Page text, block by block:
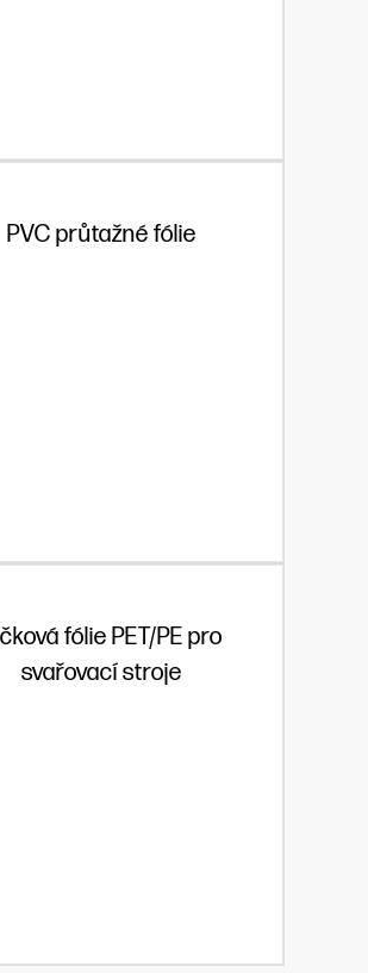
PVC průtažné fólie
fólie PET/PE pro
svařovací stroje